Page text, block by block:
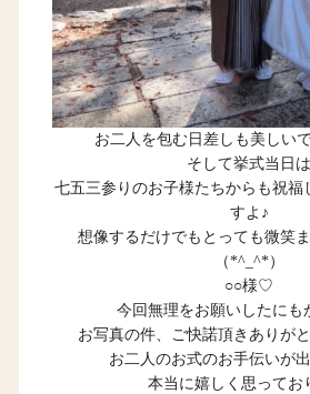
お二人を包む日差しも美しい
そして挙式当日は
七五三参りのお子様たちからも祝福
すよ♪
想像するだけでもとっても微笑
（*^_^*）
○○様♡
今回無理をお願いしたにも
お写真の件、ご快諾頂きありが
お二人のお式のお手伝いが
本当に嬉しく思ってお